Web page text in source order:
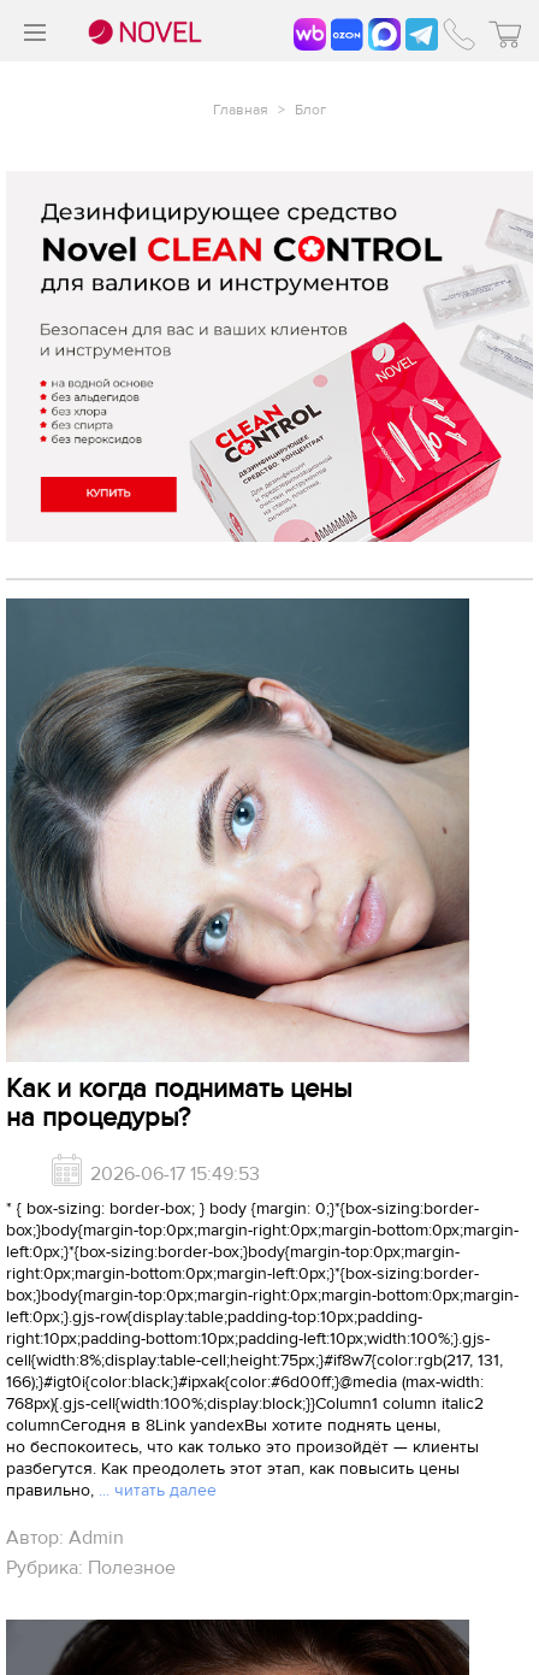
Главная > Блог
Как и когда поднимать цены
на процедуры?
2026-06-17 15:49:53
* { box-sizing: border-box; } body {margin: 0;}*{box-sizing:border-
box;}body{margin-top:0px;margin-right:0px;margin-bottom:0px;margin-
left:0px;}*{box-sizing:border-box;}body{margin-top:0px;margin-
right:0px;margin-bottom:0px;margin-left:0px;}*{box-sizing:border-
box;}body{margin-top:0px;margin-right:0px;margin-bottom:0px;margin-
left:0px;}.gjs-row{display:table;padding-top:10px;padding-
right:10px;padding-bottom:10px;padding-left:10px;width:100%;}.gjs-
cell{width:8%;display:table-cell;height:75px;}#if8w7{color:rgb(217, 131,
166);}#igt0i{color:black;}#ipxak{color:#6d00ff;}@media (max-width:
768px){.gjs-cell{width:100%;display:block;}}Column1 column italic2
columnСегодня в 8Link yandexВы хотите поднять цены,
но беспокоитесь, что как только это произойдёт — клиенты
разбегутся. Как преодолеть этот этап, как повысить цены
правильно, ... читать далее
Автор: Admin
Рубрика: Полезное